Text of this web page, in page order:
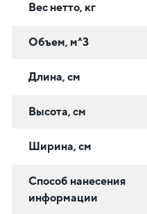
Вес нетто, кг
Объем, м^3
Длина, см
Высота, см
Ширина, см
Способ нанесения
информации